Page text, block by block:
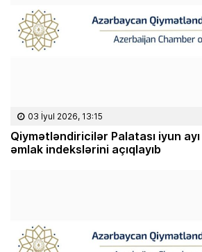
03 İyul 2026, 13:15
Qiymətləndiricilər Palatası iyun
əmlak indekslərini açıqlayıb